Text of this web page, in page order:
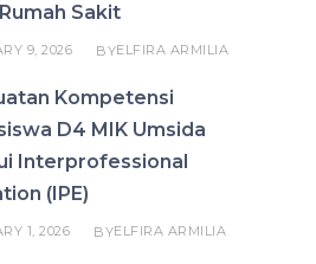
Sakit
9, 2026 BYELFIRA ARMILIA
Kompetensi
D4 MIK Umsida
Interprofessional
(IPE)
1, 2026 BYELFIRA ARMILIA